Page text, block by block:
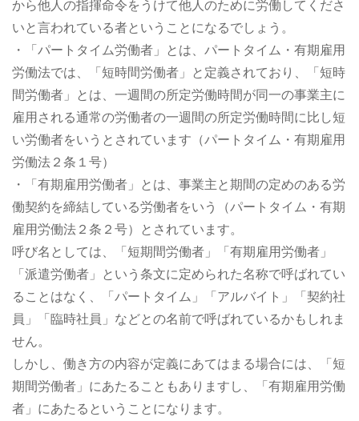
から他人の指揮命令をうけて他人のために労働してくださ
いと言われている者ということになるでしょう。
・「パートタイム労働者」とは、パートタイム・有期雇用
労働法では、「短時間労働者」と定義されており、「短時
間労働者」とは、一週間の所定労働時間が同一の事業主に
雇用される通常の労働者の一週間の所定労働時間に比し短
い労働者をいうとされています（パートタイム・有期雇用
労働法２条１号）
・「有期雇用労働者」とは、事業主と期間の定めのある労
働契約を締結している労働者をいう（パートタイム・有期
雇用労働法２条２号）とされています。
呼び名としては、「短期間労働者」「有期雇用労働者」
「派遣労働者」という条文に定められた名称で呼ばれてい
ることはなく、「パートタイム」「アルバイト」「契約社
員」「臨時社員」などとの名前で呼ばれているかもしれま
せん。
しかし、働き方の内容が定義にあてはまる場合には、「短
期間労働者」にあたることもありますし、「有期雇用労働
者」にあたるということになります。